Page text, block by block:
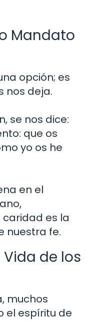
Mandato
opción; es
nos deja.
se nos dice:
que os
yo os he
en el
es la
nuestra fe.
de los
muchos
el espíritu de